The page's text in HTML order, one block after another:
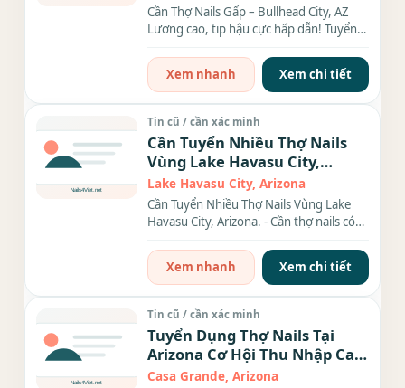
Cần Thợ Nails Gấp – Bullhead City, AZ
Lương cao, tip hậu cực hấp dẫn! Tuyển
Xem nhanh
Xem chi tiết
Tin cũ / cần xác minh
Cần Tuyển Nhiều Thợ Nails
Vùng Lake Havasu City,
Arizona.
Lake Havasu City, Arizona
Cần Tuyển Nhiều Thợ Nails Vùng Lake
Havasu City, Arizona. - Cần thợ nails có
Xem nhanh
Xem chi tiết
Tin cũ / cần xác minh
Tuyển Dụng Thợ Nails Tại
Arizona Cơ Hội Thu Nhập Cao
Cho Người Có Tay Nghề
Casa Grande, Arizona